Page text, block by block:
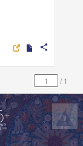
share
/1